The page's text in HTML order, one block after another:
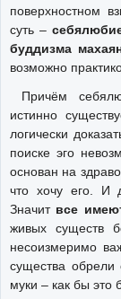
поверхностном
суть –
буддизма
возможно
Причём
истинно
логически
поиске эго
основан на
что хочу его. И
Значит все
живых существ
несоизмеримо
существа обрели
муки – как бы это